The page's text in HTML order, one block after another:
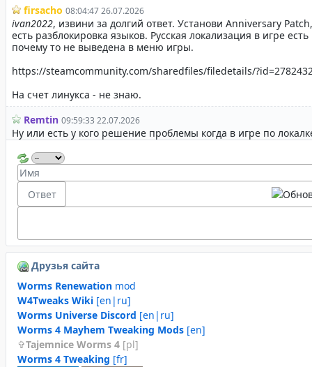
Друзья сайта
Worms Renewation mod
W4Tweaks Wiki [en|ru]
Worms Universe Discord [en|ru]
Worms 4 Mayhem Tweaking Mods [en]
Tajemnice Worms 4 [pl]
Worms 4 Tweaking [fr]